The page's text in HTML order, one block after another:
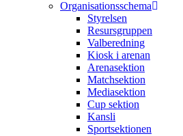
Organisationsschema
Styrelsen
Resursgruppen
Valberedning
Kiosk i arenan
Arenasektion
Matchsektion
Mediasektion
Cup sektion
Kansli
Sportsektionen